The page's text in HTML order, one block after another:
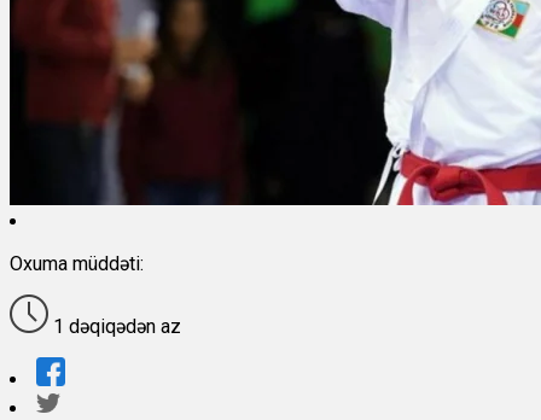
Oxuma müddəti:
1 dəqiqədən az